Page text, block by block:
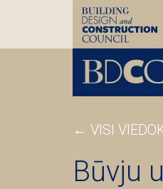
← VISI
Būvju